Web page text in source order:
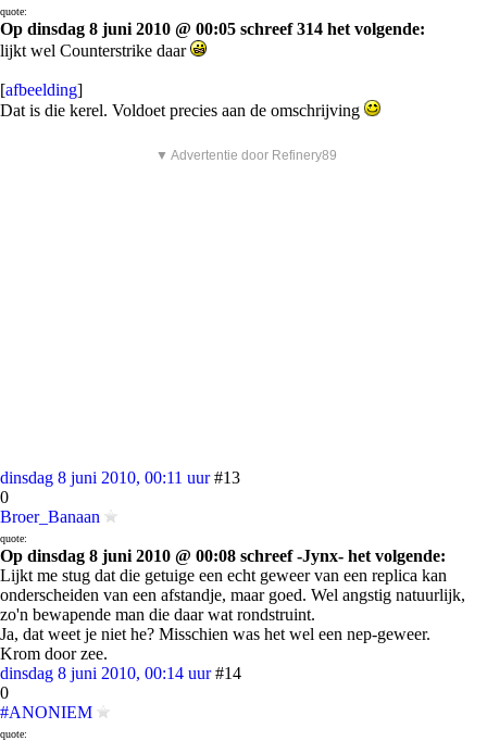
quote:
Op dinsdag 8 juni 2010 @ 00:05 schreef 314 het volgende:
lijkt wel Counterstrike daar
[afbeelding]
Dat is die kerel. Voldoet precies aan de omschrijving
▼ Advertentie door Refinery89
dinsdag 8 juni 2010, 00:11 uur #13
0
Broer_Banaan
quote:
Op dinsdag 8 juni 2010 @ 00:08 schreef -Jynx- het volgende:
Lijkt me stug dat die getuige een echt geweer van een replica kan
onderscheiden van een afstandje, maar goed. Wel angstig natuurlijk,
zo'n bewapende man die daar wat rondstruint.
Ja, dat weet je niet he? Misschien was het wel een nep-geweer.
Krom door zee.
dinsdag 8 juni 2010, 00:14 uur #14
0
#ANONIEM
quote: